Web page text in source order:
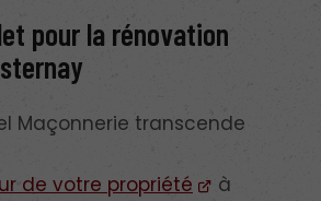
pour la rénovation
Maçonnerie transcende
de votre propriété
à